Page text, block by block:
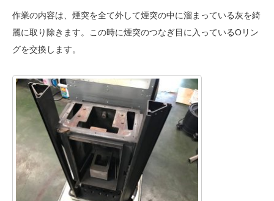
作業の内容は、煙突を全て外して煙突の中に溜まっている灰を綺
麗に取り除きます。この時に煙突のつなぎ目に入っているOリン
グを交換します。